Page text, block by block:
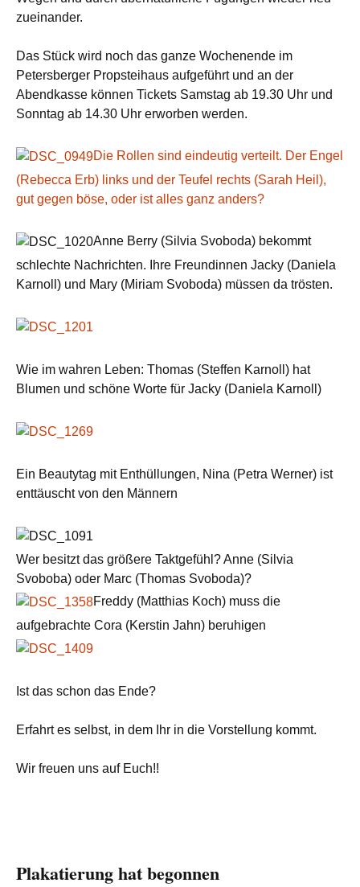
zueinander.
Das Stück wird noch das ganze Wochenende im
Petersberger Propsteihaus aufgeführt und an der
Abendkasse können Tickets Samstag ab 19.30 Uhr und
Sonntag ab 14.30 Uhr erworben werden.
Die Rollen sind eindeutig verteilt. Der Engel
(Rebecca Erb) links und der Teufel rechts (Sarah Heil),
gut gegen böse, oder ist alles ganz anders?
Anne Berry (Silvia Svoboda) bekommt
schlechte Nachrichten. Ihre Freundinnen Jacky (Daniela
Karnoll) und Mary (Miriam Svoboda) müssen da trösten.
Wie im wahren Leben: Thomas (Steffen Karnoll) hat
Blumen und schöne Worte für Jacky (Daniela Karnoll)
Ein Beautytag mit Enthüllungen, Nina (Petra Werner) ist
enttäuscht von den Männern
Wer besitzt das größere Taktgefühl? Anne (Silvia
Svoboba) oder Marc (Thomas Svoboda)?
Freddy (Matthias Koch) muss die
aufgebrachte Cora (Kerstin Jahn) beruhigen
Ist das schon das Ende?
Erfahrt es selbst, in dem Ihr in die Vorstellung kommt.
Wir freuen uns auf Euch!!
Plakatierung hat begonnen